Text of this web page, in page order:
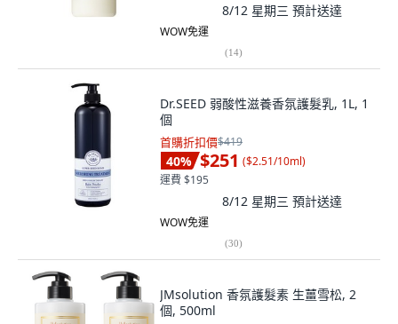
8/12 星期三 預計送達
WOW免運
(14)
Dr.SEED 弱酸性滋養香氛護髮乳, 1L, 1
個
首購折扣價$419
40% $251 ($2.51/10ml)
運費 $195
8/12 星期三 預計送達
WOW免運
(30)
JMsolution 香氛護髮素 生薑雪松, 2
個, 500ml